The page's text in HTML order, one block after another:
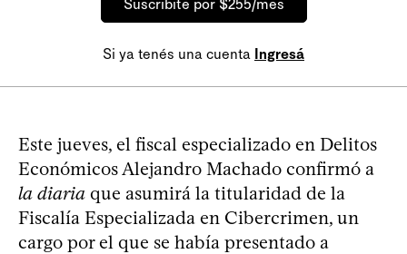
Suscribite por $255/mes
Si ya tenés una cuenta Ingresá
Este jueves, el fiscal especializado en Delitos
Económicos Alejandro Machado confirmó a
la diaria que asumirá la titularidad de la
Fiscalía Especializada en Cibercrimen, un
cargo por el que se había presentado a